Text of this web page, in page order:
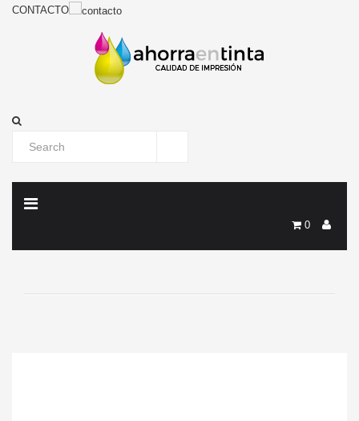
CONTACTO
0